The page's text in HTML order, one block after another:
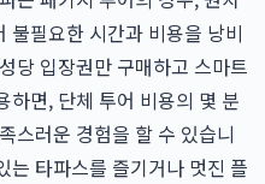
불필요한 시간과 비용을 낭비
당 입장권만 구매하고 스마트
하면, 단체 투어 비용의 몇 분
스러운 경험을 할 수 있습니
는 타파스를 즐기거나 멋진 플